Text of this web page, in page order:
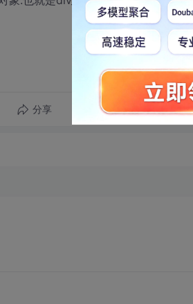
分享 转发到动态 举报